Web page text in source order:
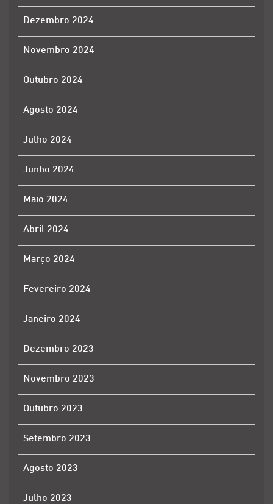
Dezembro 2024
Novembro 2024
Outubro 2024
Agosto 2024
Julho 2024
Junho 2024
Maio 2024
Abril 2024
Março 2024
Fevereiro 2024
Janeiro 2024
Dezembro 2023
Novembro 2023
Outubro 2023
Setembro 2023
Agosto 2023
Julho 2023